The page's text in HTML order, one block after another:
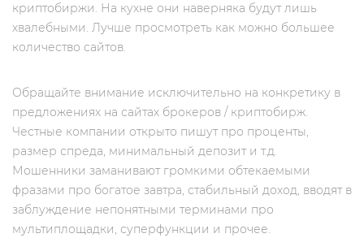
криптобиржи. На кухне они наверняка будут лишь
хвалебными. Лучше просмотреть как можно большее
количество сайтов.
Обращайте внимание исключительно на конкретику в
предложениях на сайтах брокеров / криптобирж.
Честные компании открыто пишут про проценты,
размер спреда, минимальный депозит и т.д.
Мошенники заманивают громкими обтекаемыми
фразами про богатое завтра, стабильный доход, вводят в
заблуждение непонятными терминами про
мультиплощадки, суперфункции и прочее.